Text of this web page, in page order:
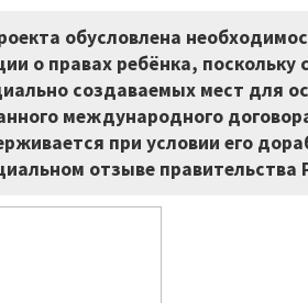
обусловлена
о правах ребёнка, поскольку
создаваемых мест для
международного
при условии его
отзыве правительства